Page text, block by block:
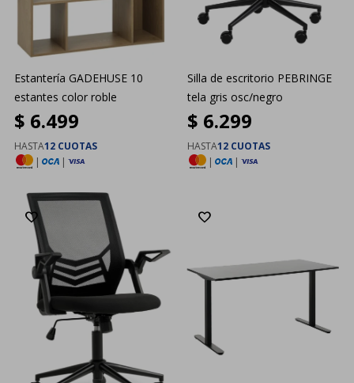
Estantería GADEHUSE 10
estantes color roble
$ 6.499
HASTA12 CUOTAS
|
|
Silla de escritorio PEBRINGE
tela gris osc/negro
$ 6.299
HASTA12 CUOTAS
|
|